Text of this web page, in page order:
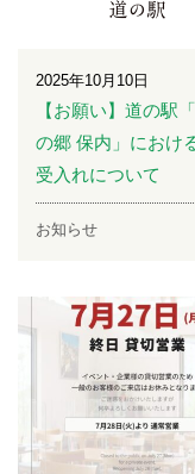
2025年10月10日
【お願い】道の駅
の郷 保内」におけ
受入れについて
お知らせ